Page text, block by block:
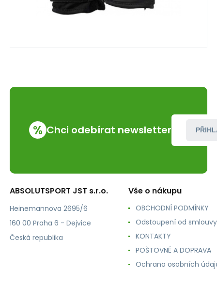
% Chci odebírat newsletter
ABSOLUTSPORT JST s.r.o.
Heinemannova 2695/6
160 00 Praha 6 - Dejvice
Česká republika
Vše o nákupu
OBCHODNÍ PODMÍNKY
Odstoupení od smlouvy
KONTAKTY
POŠTOVNÉ A DOPRAVA
Ochrana osobních